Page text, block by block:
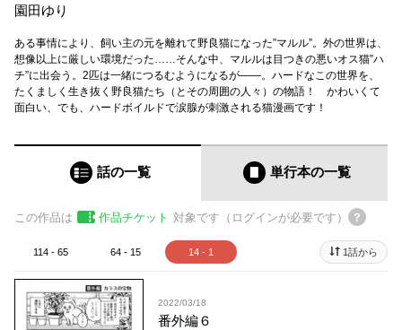
園田ゆり
ある事情により、飼い主の元を離れて野良猫になった”マルル”。外の世界は、
想像以上に厳しい環境だった……そんな中、マルルは目つきの悪いオス猫”ハ
チ”に出会う。2匹は一緒につるむようになるが――。ハードなこの世界を、
たくましく生き抜く野良猫たち（とその周囲の人々）の物語！ かわいくて
面白い、でも、ハードボイルドで涙腺が刺激される猫漫画です！
話の一覧 単行本の一覧
この作品は 作品チケット 対象です（ログインが必要です）
114 - 65 64 - 15 14 - 1 1話から
2022/03/18
番外編６